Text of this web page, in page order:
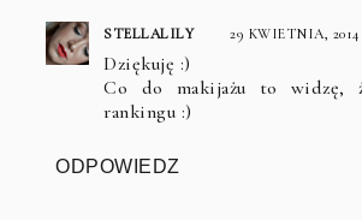
STELLALILY 29 KWIETNIA, 2014
Dziękuję :)
Co do makijażu to widzę,
rankingu :)
ODPOWIEDZ